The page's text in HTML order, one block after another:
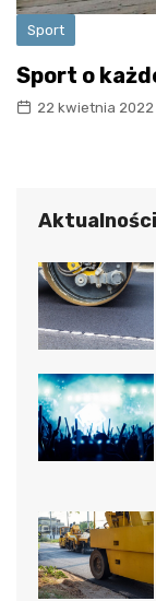
Sport
Sport o
22 kwietnia 2022
Aktualności